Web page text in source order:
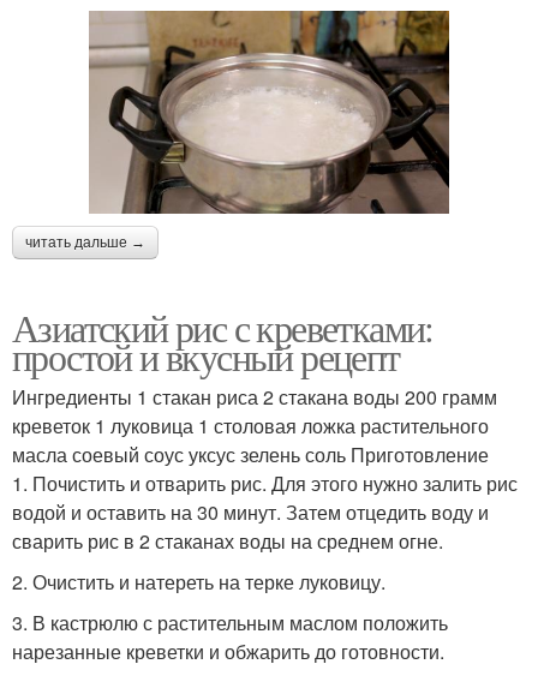
читать дальше →
Азиатский рис с креветками:
простой и вкусный рецепт
Ингредиенты 1 стакан риса 2 стакана воды 200 грамм
креветок 1 луковица 1 столовая ложка растительного
масла соевый соус уксус зелень соль Приготовление
1. Почистить и отварить рис. Для этого нужно залить рис
водой и оставить на 30 минут. Затем отцедить воду и
сварить рис в 2 стаканах воды на среднем огне.
2. Очистить и натереть на терке луковицу.
3. В кастрюлю с растительным маслом положить
нарезанные креветки и обжарить до готовности.